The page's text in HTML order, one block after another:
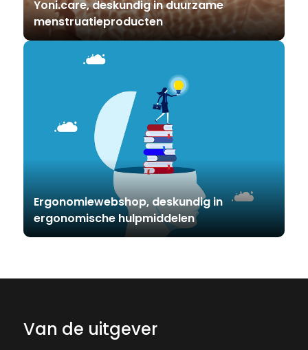
Yoni.care, deskundig in duurzame
menstruatieproducten
Ergonomiewebshop, deskundig in
ergonomische hulpmiddelen
Van de uitgever